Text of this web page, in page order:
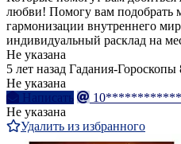
любви! Помогу вам подобрать
гармонизации внутреннего
индивидуальный расклад на
Не указана
5 лет назад Гадания-Гороскопы
Не указана
Написать
Не указана
Удалить из избранного